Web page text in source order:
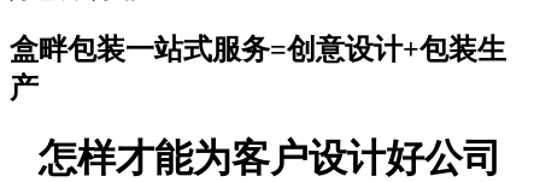
盒畔包装一站式服务=创意设计+包装生
产
怎样才能为客户设计好公司